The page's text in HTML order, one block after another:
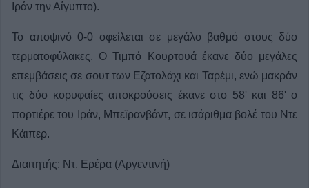
Ιράν την Αίγυπτο).
Το αποψινό 0-0 οφείλεται σε μεγάλο βαθμό στους δύο
τερματοφύλακες. Ο Τιμπό Κουρτουά έκανε δύο μεγάλες
επεμβάσεις σε σουτ των Εζατολάχι και Ταρέμι, ενώ μακράν
τις δύο κορυφαίες αποκρούσεις έκανε στο 58' και 86' ο
πορτιέρε του Ιράν, Μπεϊρανβάντ, σε ισάριθμα βολέ του Ντε
Κάιπερ.
Διαιτητής: Ντ. Ερέρα (Αργεντινή)